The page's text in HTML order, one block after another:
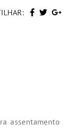
assentamento